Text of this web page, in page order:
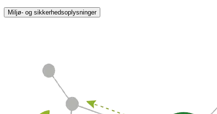
Miljø- og sikkerhedsoplysninger